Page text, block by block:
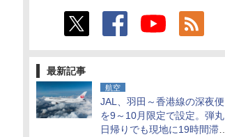
最新記事
航空
JAL、羽田～香港線の深夜便
を9～10月限定で設定。弾丸
日帰りでも現地に19時間滞在